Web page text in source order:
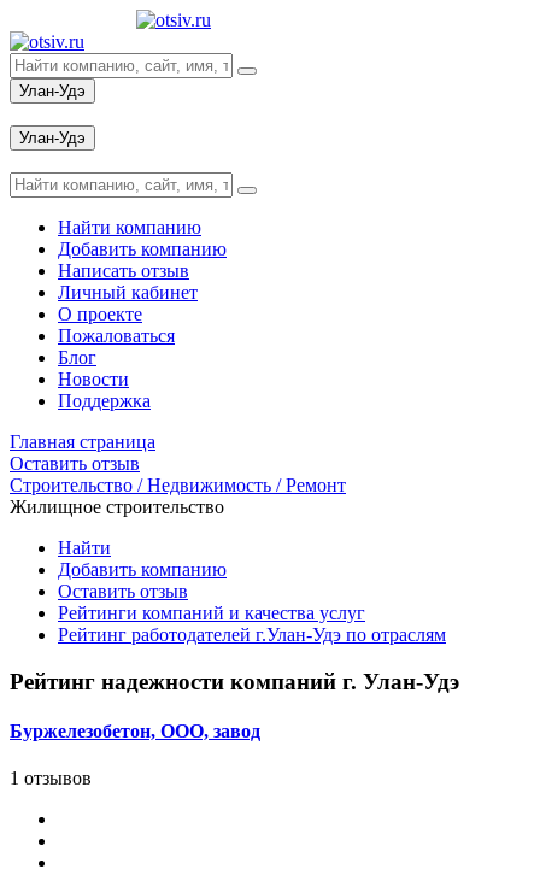
Улан-Удэ
Улан-Удэ
Найти компанию
Добавить компанию
Написать отзыв
Личный кабинет
О проекте
Пожаловаться
Блог
Новости
Поддержка
Главная страница
Оставить отзыв
Строительство / Недвижимость / Ремонт
Жилищное строительство
Найти
Добавить компанию
Оставить отзыв
Рейтинги компаний и качества услуг
Рейтинг работодателей г.Улан-Удэ по отраслям
Рейтинг надежности компаний г. Улан-Удэ
Буржелезобетон, ООО, завод
1 отзывов